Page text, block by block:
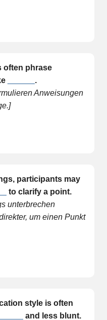
often phrase
.
Anweisungen
participants may
to clarify a point.
unterbrechen
um einen Punkt
style is often
and less blunt.